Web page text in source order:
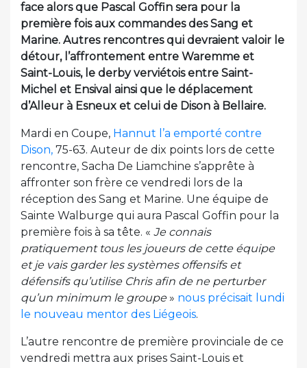
face alors que Pascal Goffin sera pour la
première fois aux commandes des Sang et
Marine. Autres rencontres qui devraient valoir le
détour, l’affrontement entre Waremme et
Saint-Louis, le derby verviétois entre Saint-
Michel et Ensival ainsi que le déplacement
d’Alleur à Esneux et celui de Dison à Bellaire.
Mardi en Coupe, Hannut l’a emporté contre
Dison, 75-63. Auteur de dix points lors de cette
rencontre, Sacha De Liamchine s’apprête à
affronter son frère ce vendredi lors de la
réception des Sang et Marine. Une équipe de
Sainte Walburge qui aura Pascal Goffin pour la
première fois à sa tête. « Je connais
pratiquement tous les joueurs de cette équipe
et je vais garder les systèmes offensifs et
défensifs qu’utilise Chris afin de ne perturber
qu’un minimum le groupe» nous précisait lundi
le nouveau mentor des Liégeois.
L’autre rencontre de première provinciale de ce
vendredi mettra aux prises Saint-Louis et